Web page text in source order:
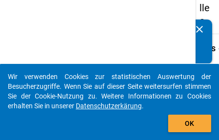
lle
2
Details
C10
Wir
clear
auto_stories
add_shopping_cart
Wir verwenden Cookies zur statistischen Auswertung der
Besucherzugriffe. Wenn Sie auf dieser Seite weitersurfen stimmen
Sie der Cookie-Nutzung zu. Weitere Informationen zu Cookies
erhalten Sie in unserer Datenschutzerkärung.
OK